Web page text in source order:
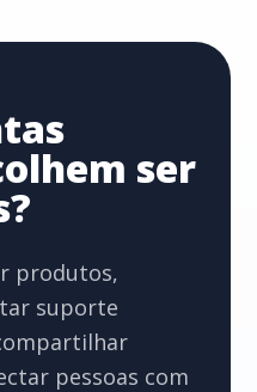
ser
produtos,
suporte
pessoas com